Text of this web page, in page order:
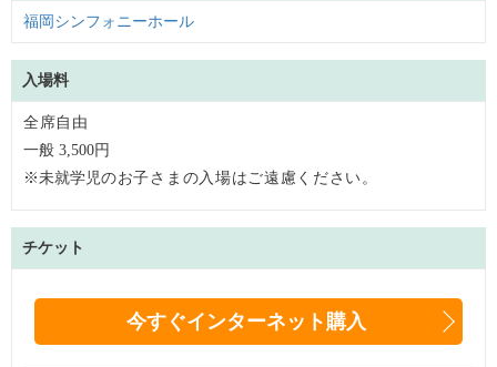
福岡シンフォニーホール
入場料
全席自由
一般 3,500円
※未就学児のお子さまの入場はご遠慮ください。
チケット
今すぐインターネット購入